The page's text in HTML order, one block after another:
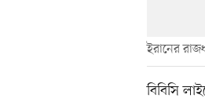
ইরানের
বিবিসি